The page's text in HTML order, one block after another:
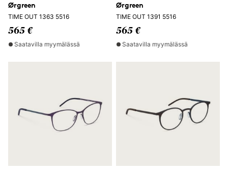
Ørgreen
TIME OUT 1363 5516
565 €
Saatavilla myymälässä
Ørgreen
TIME OUT 1391 5516
565 €
Saatavilla myymälässä